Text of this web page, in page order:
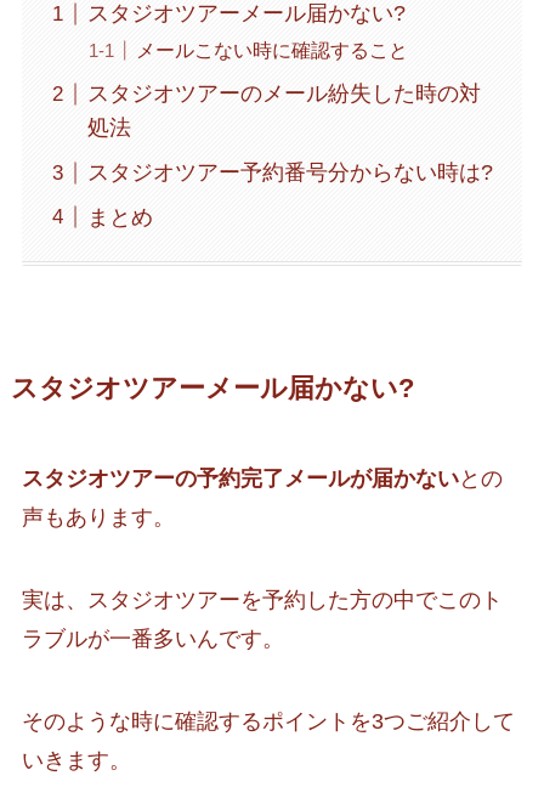
スタジオツアーメール届かない?
メールこない時に確認すること
スタジオツアーのメール紛失した時の対
処法
スタジオツアー予約番号分からない時は?
まとめ
スタジオツアーメール届かない?
スタジオツアーの予約完了メールが届かないとの
声もあります。
実は、スタジオツアーを予約した方の中でこのト
ラブルが一番多いんです。
そのような時に確認するポイントを3つご紹介して
いきます。